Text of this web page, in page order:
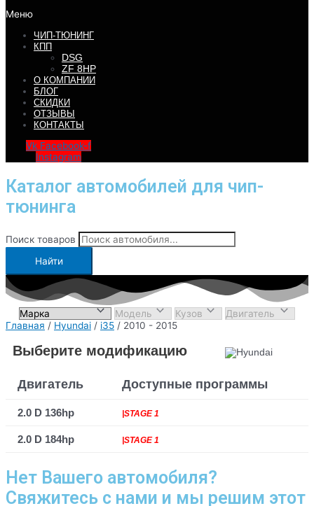
Меню
ЧИП-ТЮНИНГ
КПП
DSG
ZF 8HP
О КОМПАНИИ
БЛОГ
СКИДКИ
ОТЗЫВЫ
КОНТАКТЫ
Vk Facebook-f
Instagram
Каталог автомобилей для чип-
тюнинга
Поиск товаров
Найти
Главная / Hyundai / i35 / 2010 - 2015
Выберите модификацию
Двигатель Доступные программы
2.0 D 136hp |STAGE 1
2.0 D 184hp |STAGE 1
Нет Вашего автомобиля?
Свяжитесь с нами и мы решим этот